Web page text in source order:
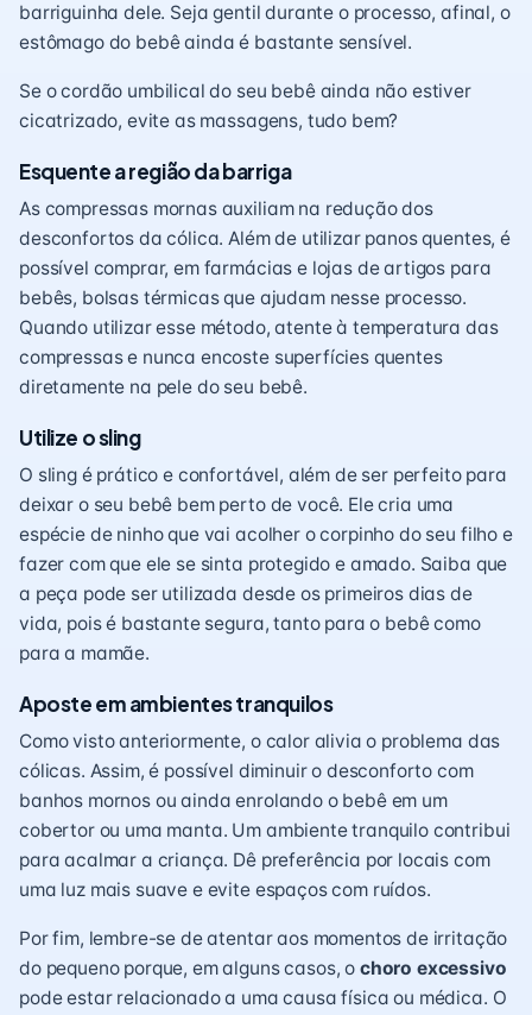
barriguinha dele. Seja gentil durante o processo, afinal, o
estômago do bebê ainda é bastante sensível.
Se o cordão umbilical do seu bebê ainda não estiver
cicatrizado, evite as massagens, tudo bem?
Esquente a região da barriga
As compressas mornas auxiliam na redução dos
desconfortos da cólica. Além de utilizar panos quentes, é
possível comprar, em farmácias e lojas de artigos para
bebês, bolsas térmicas que ajudam nesse processo.
Quando utilizar esse método, atente à temperatura das
compressas e nunca encoste superfícies quentes
diretamente na pele do seu bebê.
Utilize o sling
O sling é prático e confortável, além de ser perfeito para
deixar o seu bebê bem perto de você. Ele cria uma
espécie de ninho que vai acolher o corpinho do seu filho e
fazer com que ele se sinta protegido e amado. Saiba que
a peça pode ser utilizada desde os primeiros dias de
vida, pois é bastante segura, tanto para o bebê como
para a mamãe.
Aposte em ambientes tranquilos
Como visto anteriormente, o calor alivia o problema das
cólicas. Assim, é possível diminuir o desconforto com
banhos mornos ou ainda enrolando o bebê em um
cobertor ou uma manta. Um ambiente tranquilo contribui
para acalmar a criança. Dê preferência por locais com
uma luz mais suave e evite espaços com ruídos.
Por fim, lembre-se de atentar aos momentos de irritação
do pequeno porque, em alguns casos, o choro excessivo
pode estar relacionado a uma causa física ou médica. O